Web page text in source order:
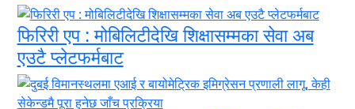
फिरिरी एप : मोबिलिटीदेखि शिक्षासम्मका सेवा अब
एउटै प्लेटफर्मबाट